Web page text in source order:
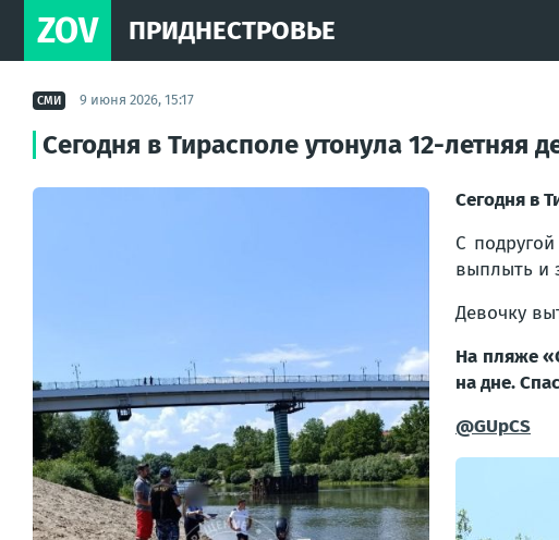
ZOV ПРИДНЕСТРОВЬЕ
СМИ 9 июня 2026, 15:17
Сегодня в Тирасполе утонула 12-летняя
Сегодня в
С
выплыть и
Девочку
На пляже
на дне.
@GUpCS